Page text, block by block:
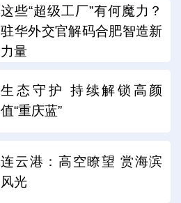
这些“超级工厂”有何魔力？
驻华外交官解码合肥智造新
力量
生态守护 持续解锁高颜
值“重庆蓝”
连云港：高空瞭望 赏海滨
风光